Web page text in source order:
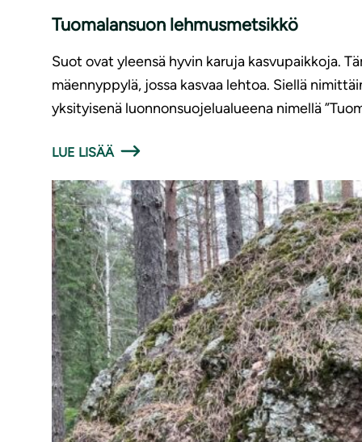
Tuomalansuon lehmusmetsikkö
Suot ovat yleensä hyvin karuja kasvupaikkoja.
mäennyppylä, jossa kasvaa lehtoa. Siellä
yksityisenä luonnonsuojelualueena nimellä
LUE LISÄÄ